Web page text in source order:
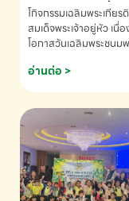
พระเจ้าอยู่หัว เนื่อง
โอกาสวันเฉลิม
พระชนมพรรษา
โกิจกรรมเฉลิมพระเกียร
สมเด็จพระเจ้าอยู่หัว เนื่อ
โอกาสวันเฉลิมพระชนม
ข้อมูลเพิ่มเติม โทร. 075-
อ่านต่อ >